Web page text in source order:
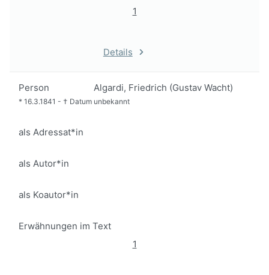
1
Details
Person Algardi, Friedrich (Gustav Wacht)
* 16.3.1841 - † Datum unbekannt
als Adressat*in
als Autor*in
als Koautor*in
Erwähnungen im Text
1